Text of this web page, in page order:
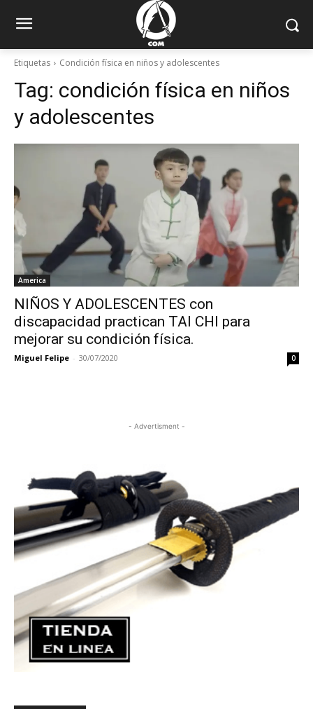
Etiquetas Condición física en niños y adolescentes
Tag: condición física en niños
y adolescentes
America
NIÑOS Y ADOLESCENTES con
discapacidad practican TAI CHI para
mejorar su condición física.
Miguel Felipe - 30/07/2020 0
- Advertisment -